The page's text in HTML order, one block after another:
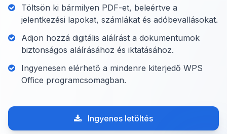
Töltsön ki bármilyen PDF-et, beleértve a
jelentkezési lapokat, számlákat és adóbevallásokat.
Adjon hozzá digitális aláírást a dokumentumok
biztonságos aláírásához és iktatásához.
Ingyenesen elérhető a mindenre kiterjedő WPS
Office programcsomagban.
Ingyenes letöltés